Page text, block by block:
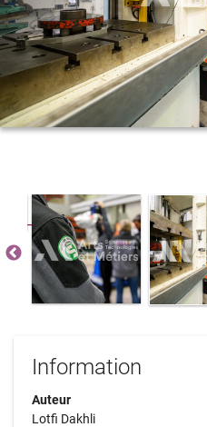
Information
Auteur
Lotfi Dakhli